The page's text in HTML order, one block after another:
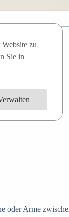
oder Arme
zu
Sie in